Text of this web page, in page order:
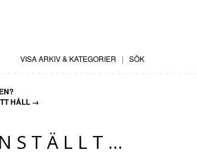
VISA ARKIV & KATEGORIER | SÖK
HÅLL →